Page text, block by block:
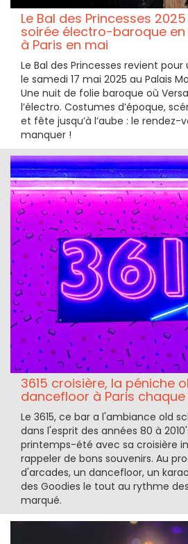
Le Bal des Princesses
soirée électro-baroque
à Paris en mai
Le Bal des Princesses revient
le samedi 17 mai 2025 au Palais
Une nuit de folie baroque où
l’électro. Costumes d’époque,
et fête jusqu’à l’aube : le rendez-
manquer !
3615 croisière, la péniche
dancefloor à Paris
Le 3615, ce bar a l'ambiance old
dans l'esprit des années 80 à
printemps-été avec sa croisière
rappeler de bons souvenirs. Au
d'arcades, un dancefloor, un
des Goodies le tout au rythme
marqué.